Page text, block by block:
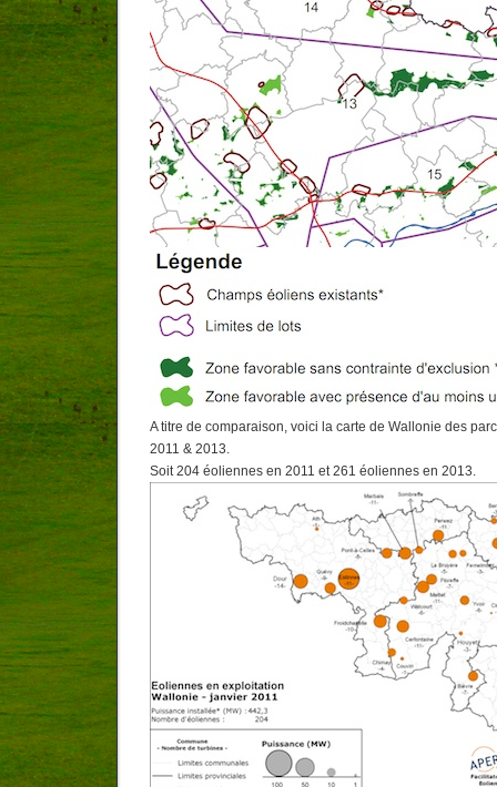
A titre de comparaison, voici la carte de Wallonie des
2011 & 2013.
Soit 204 éoliennes en 2011 et 261 éoliennes en 2013.